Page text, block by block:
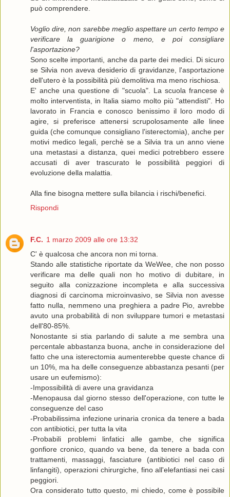
può comprendere.
Voglio dire, non sarebbe meglio aspettare un certo tempo e
verificare la guarigione o meno, e poi consigliare
l'asportazione?
Sono scelte importanti, anche da parte dei medici. Di sicuro
se Silvia non aveva desiderio di gravidanze, l'asportazione
dell'utero è la possibilità più demolitiva ma meno rischiosa.
E' anche una questione di "scuola". La scuola francese è
molto interventista, in Italia siamo molto più "attendisti". Ho
lavorato in Francia e conosco benissimo il loro modo di
agire, si preferisce attenersi scrupolosamente alle linee
guida (che comunque consigliano l'isterectomia), anche per
motivi medico legali, perchè se a Silvia tra un anno viene
una metastasi a distanza, quei medici potrebbero essere
accusati di aver trascurato le possibilità peggiori di
evoluzione della malattia.
Alla fine bisogna mettere sulla bilancia i rischi/benefici.
Rispondi
F.C. 1 marzo 2009 alle ore 13:32
C' è qualcosa che ancora non mi torna.
Stando alle statistiche riportate da WeWee, che non posso
verificare ma delle quali non ho motivo di dubitare, in
seguito alla conizzazione incompleta e alla successiva
diagnosi di carcinoma microinvasivo, se Silvia non avesse
fatto nulla, nemmeno una preghiera a padre Pio, avrebbe
avuto una probabilità di non sviluppare tumori e metastasi
dell'80-85%.
Nonostante si stia parlando di salute a me sembra una
percentale abbastanza buona, anche in considerazione del
fatto che una isterectomia aumenterebbe queste chance di
un 10%, ma ha delle conseguenze abbastanza pesanti (per
usare un eufemismo):
-Impossibilità di avere una gravidanza
-Menopausa dal giorno stesso dell'operazione, con tutte le
conseguenze del caso
-Probabilissima infezione urinaria cronica da tenere a bada
con antibiotici, per tutta la vita
-Probabili problemi linfatici alle gambe, che significa
gonfiore cronico, quando va bene, da tenere a bada con
trattamenti, massaggi, fasciature (antibiotici nel caso di
linfangiti), operazioni chirurgiche, fino all'elefantiasi nei casi
peggiori.
Ora considerato tutto questo, mi chiedo, come è possibile